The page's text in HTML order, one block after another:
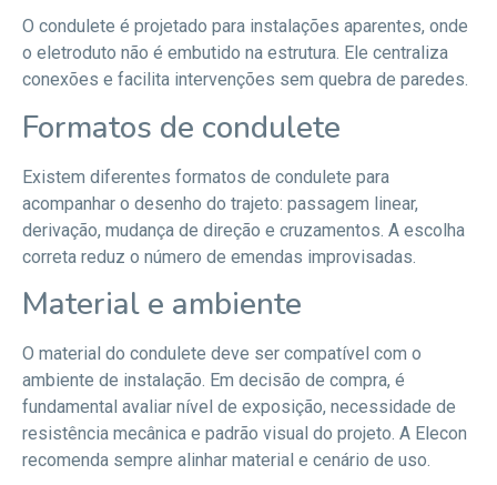
O condulete é projetado para instalações aparentes, onde
o eletroduto não é embutido na estrutura. Ele centraliza
conexões e facilita intervenções sem quebra de paredes.
Formatos de condulete
Existem diferentes formatos de condulete para
acompanhar o desenho do trajeto: passagem linear,
derivação, mudança de direção e cruzamentos. A escolha
correta reduz o número de emendas improvisadas.
Material e ambiente
O material do condulete deve ser compatível com o
ambiente de instalação. Em decisão de compra, é
fundamental avaliar nível de exposição, necessidade de
resistência mecânica e padrão visual do projeto. A Elecon
recomenda sempre alinhar material e cenário de uso.